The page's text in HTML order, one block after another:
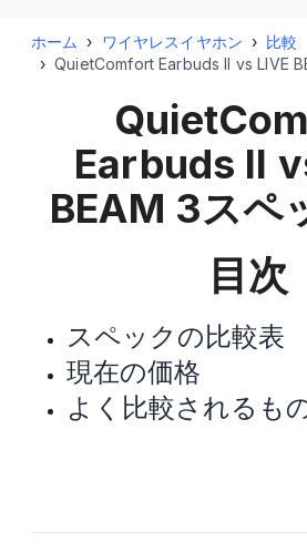
ホーム › ワイヤレスイヤホン › 比較
› QuietComfort Earbuds II vs LIVE
Earbuds II
BEAM 3スペ
目次
スペックの比較表
現在の価格
よく比較されるも